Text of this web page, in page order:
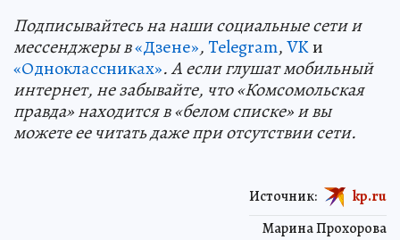
Подписывайтесь на наши социальные сети и
мессенджеры в«Дзене»,Telegram,VKи
«Одноклассниках». А если глушат мобильный
интернет, не забывайте, что «Комсомольская
правда» находится в «белом списке» и вы
можете ее читать даже при отсутствии сети.
Марина Прохорова
Источник: kp.ru